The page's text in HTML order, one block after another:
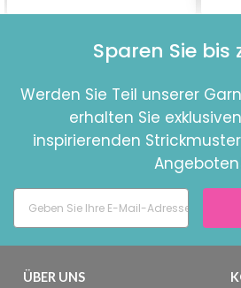
Sparen Sie bis
Werden Sie Teil unserer
erhalten Sie
inspirierenden
ÜBER UNS